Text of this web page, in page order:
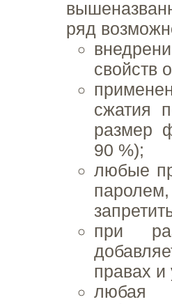
ряд
свойств
сжатия
размер
90 %);
любые
при
правах и
любая